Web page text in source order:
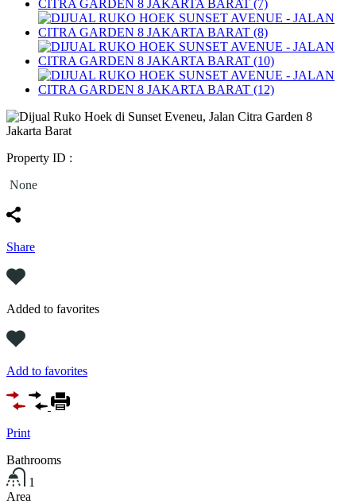
Property ID :
None
Share
Added to favorites
Add to favorites
Print
Bathrooms
1
Area